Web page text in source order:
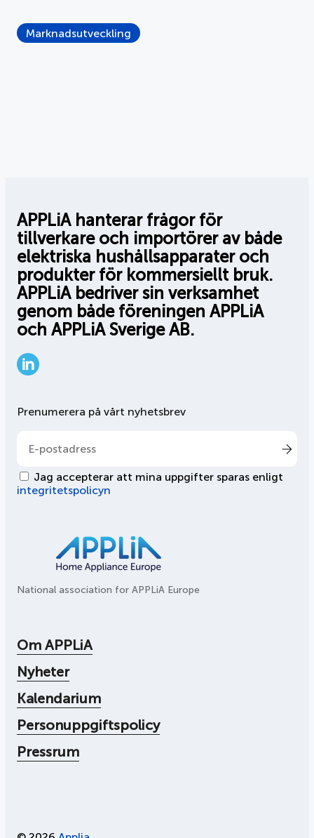
Marknadsutveckling
APPLiA hanterar frågor för
tillverkare och importörer av både
elektriska hushållsapparater och
produkter för kommersiellt bruk.
APPLiA bedriver sin verksamhet
genom både föreningen APPLiA
och APPLiA Sverige AB.
National association for APPLiA Europe
Prenumerera på vårt nyhetsbrev
Jag accepterar att mina uppgifter sparas enligt
integritetspolicyn
Om APPLiA
Nyheter
Kalendarium
Personuppgiftspolicy
Pressrum